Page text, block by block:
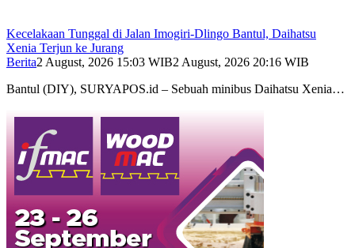
Kecelakaan Tunggal di Jalan Imogiri-Dlingo Bantul, Daihatsu
Xenia Terjun ke Jurang
Berita2 August, 2026 15:03 WIB2 August, 2026 20:16 WIB
Bantul (DIY), SURYAPOS.id – Sebuah minibus Daihatsu Xenia…